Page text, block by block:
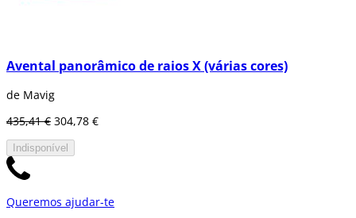
Avental panorâmico de raios X (várias cores)
de Mavig
435,41 € 304,78 €
Indisponível
Queremos ajudar-te